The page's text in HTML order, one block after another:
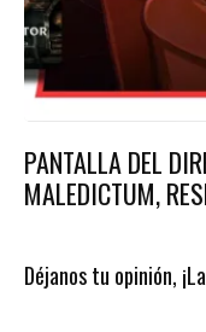
PANTALLA DEL
MALEDICTUM,
Déjanos tu opinión,